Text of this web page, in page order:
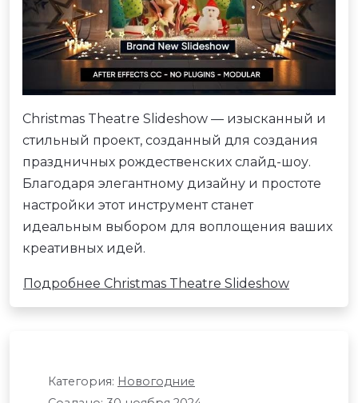
Christmas Theatre Slideshow — изысканный и
стильный проект, созданный для создания
праздничных рождественских слайд-шоу.
Благодаря элегантному дизайну и простоте
настройки этот инструмент станет
идеальным выбором для воплощения ваших
креативных идей.
Подробнее Christmas Theatre Slideshow
Категория: Новогодние